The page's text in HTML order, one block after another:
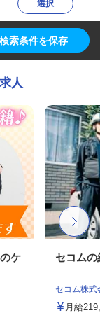
選択
検索条件を保存
人
ケ
セコムの
セコム株式
月給